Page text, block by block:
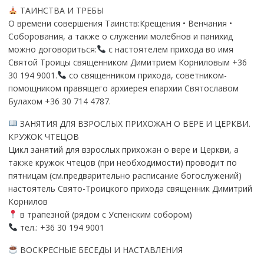
ТАИНСТВА И ТРЕБЫ
О времени совершения Таинств:Крещения • Венчания •
Соборования, а также о служении молебнов и панихид
можно договориться:
с настоятелем прихода во имя
Святой Троицы священником Димитрием Корниловым +36
30 194 9001.
со священником прихода, советником-
помощником правящего архиерея епархии Святославом
Булахом +36 30 714 4787.
ЗАНЯТИЯ ДЛЯ ВЗРОСЛЫХ ПРИХОЖАН О ВЕРЕ И ЦЕРКВИ.
КРУЖОК ЧТЕЦОВ
Цикл занятий для взрослых прихожан о вере и Церкви, а
также кружок чтецов (при необходимости) проводит по
пятницам (см.предварительно расписание богослужений)
настоятель Свято-Троицкого прихода священник Димитрий
Корнилов
в трапезной (рядом с Успенским собором)
тел.: +36 30 194 9001
ВОСКРЕСНЫЕ БЕСЕДЫ И НАСТАВЛЕНИЯ